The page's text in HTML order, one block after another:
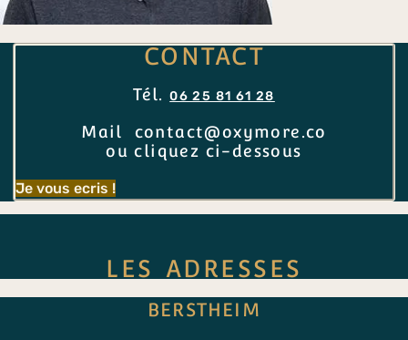
CONTACT
Tél.06 25 81 61 28
Mail contact@oxymore.co
ou cliquez ci-dessous
Je vous ecris !
LES ADRESSES
BERSTHEIM